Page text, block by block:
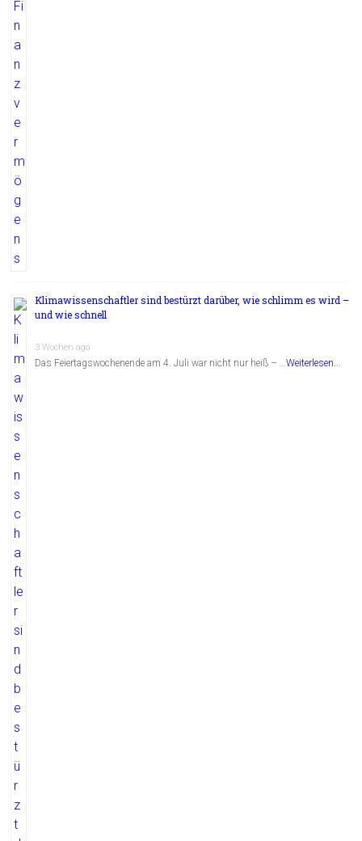
Klimawissenschaftler sind bestürzt darüber, wie schlimm es wird –
und wie schnell
3 Wochen ago
Das Feiertagswochenende am 4. Juli war nicht nur heiß – …Weiterlesen...